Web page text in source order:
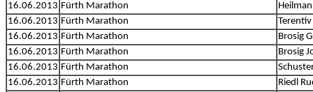
16.06.2013 Fürth Marathon
16.06.2013 Fürth Marathon
16.06.2013 Fürth Marathon
Brosig
16.06.2013 Fürth Marathon
Brosig
16.06.2013 Fürth Marathon
16.06.2013 Fürth Marathon
Riedl